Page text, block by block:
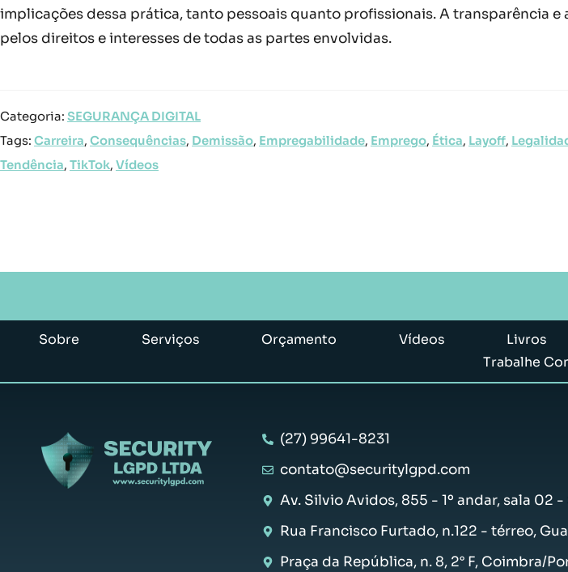
implicações dessa prática, tanto pessoais quanto profissionais. A transparência
pelos direitos e interesses de todas as partes envolvidas.
Categoria: SEGURANÇA DIGITAL
Tags: Carreira, Consequências, Demissão, Empregabilidade, Emprego, Ética, Layoff,
Tendência, TikTok, Vídeos
Sobre Serviços Orçamento Vídeos Livros
Trabalhe
(27) 99641-8231
contato@securitylgpd.com
Av. Silvio Avidos, 855 - 1º andar, sala 02
Rua Francisco Furtado, n.122 - térreo,
Praça da República, n. 8, 2° F, Coimbra/